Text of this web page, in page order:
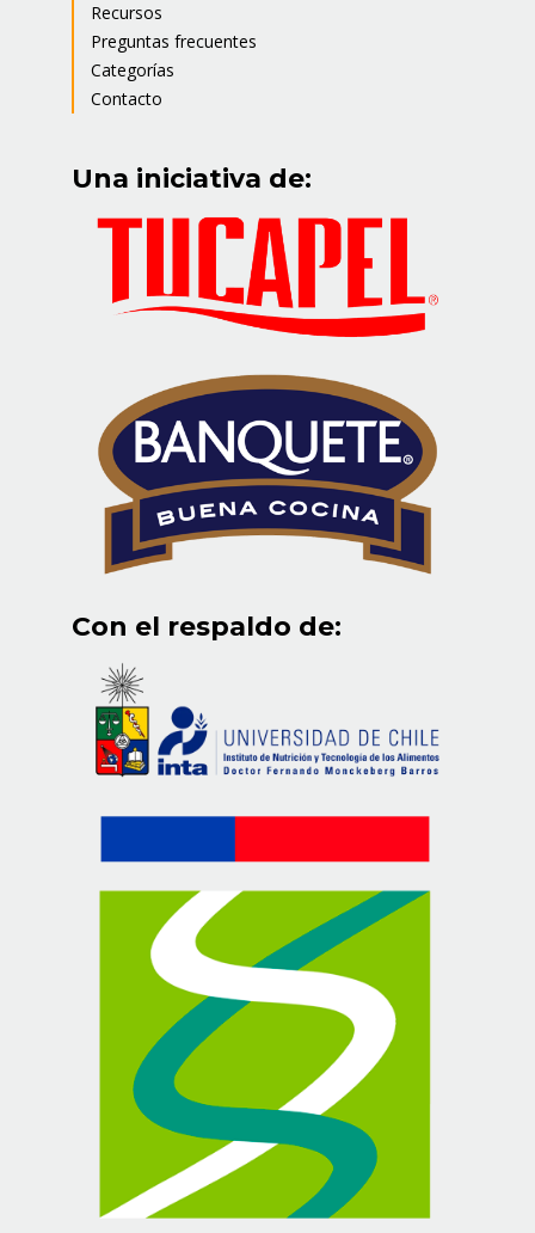
Recursos
Preguntas frecuentes
Categorías
Contacto
Una iniciativa de:
Con el respaldo de: